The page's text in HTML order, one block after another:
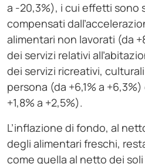
a -20,3%), i cui effetti sono
compensati
alimentari non lavorati (da
dei servizi relativi
dei servizi ricreativi,
persona (da +6,1% a
+1,8% a +2,5%).
L’inflazione di fondo, al
degli alimentari freschi,
come quella al netto dei